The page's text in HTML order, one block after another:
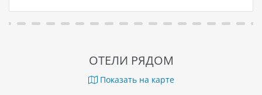
ОТЕЛИ РЯДОМ
Показать на карте